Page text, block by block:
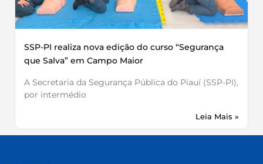
SSP-PI realiza nova edição do curso “Segurança
que Salva” em Campo Maior
A Secretaria da Segurança Pública do Piauí (SSP-PI),
por intermédio
Leia Mais »